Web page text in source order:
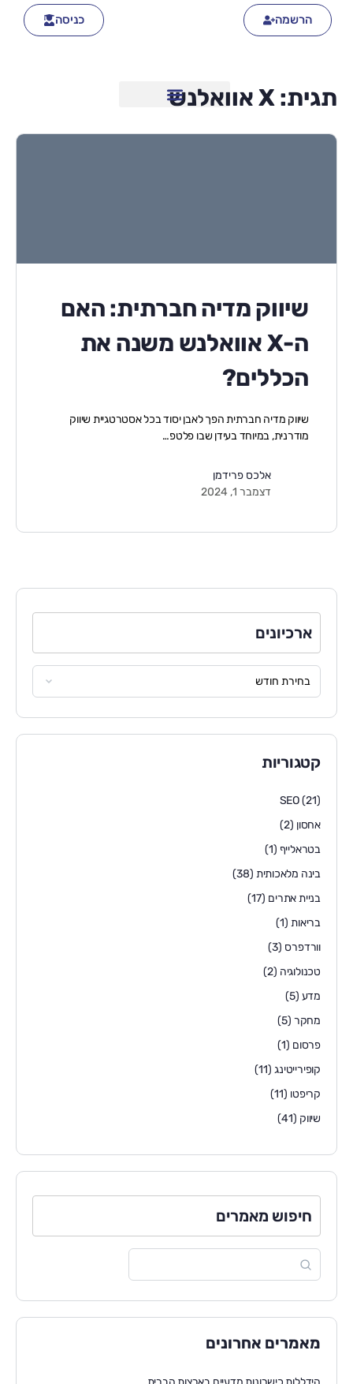
הרשמה כניסה
תגית:X אוואלנש
שיווק מדיה חברתית: האם
ה-X אוואלנש משנה את
הכללים?
שיווק מדיה חברתית הפך לאבן יסוד בכל אסטרטגיית שיווק
מודרנית, במיוחד בעידן שבו פלטפ…
אלכס פרידמן
דצמבר 1, 2024
ארכיונים
קטגוריות
SEO(21)
אחסון (2)
בטראלייף (1)
בינה מלאכותית (38)
בניית אתרים (17)
בריאות(1)
וורדפרס (3)
טכנולוגיה (2)
מדע (5)
מחקר (5)
פרסום (1)
קופירייטינג(11)
קריפטו (11)
שיווק (41)
חיפוש מאמרים
מאמרים אחרונים